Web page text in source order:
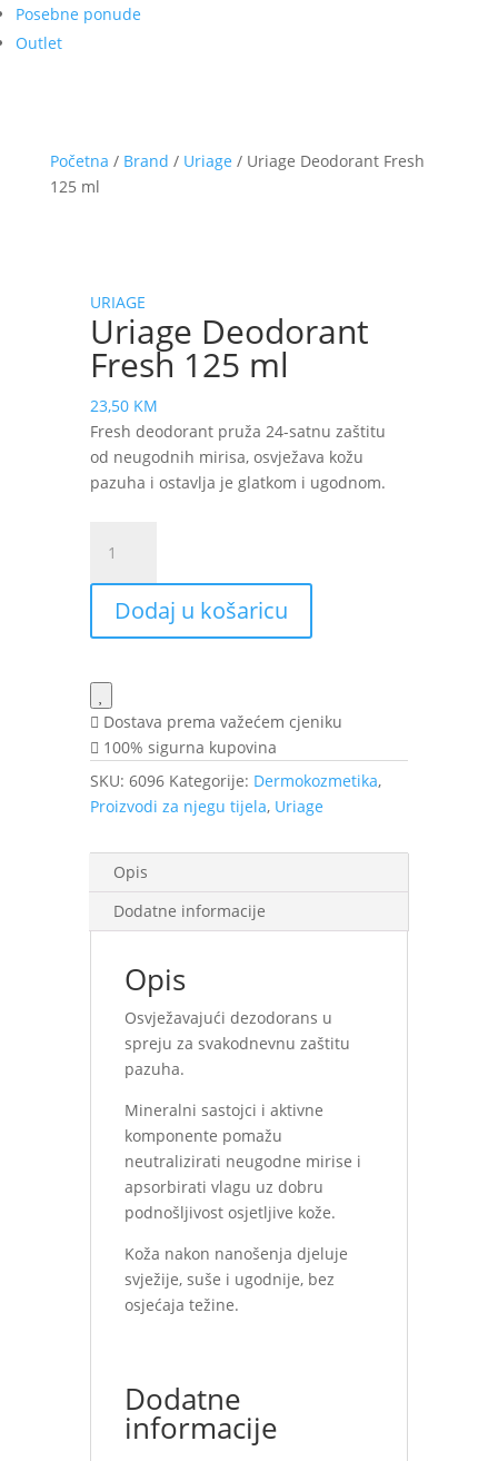
Posebne ponude
Outlet
Početna / Brand / Uriage / Uriage Deodorant Fresh
125 ml
URIAGE
Uriage Deodorant
Fresh 125 ml
23,50 KM
Fresh deodorant pruža 24-satnu zaštitu
od neugodnih mirisa, osvježava kožu
pazuha i ostavlja je glatkom i ugodnom.
Deodorant
Fresh
ml
Dodaj u košaricu
Dostava prema važećem cjeniku
100% sigurna kupovina
SKU: 6096 Kategorije: Dermokozmetika,
Proizvodi za njegu tijela, Uriage
Opis
Dodatne informacije
Opis
Osvježavajući dezodorans u
spreju za svakodnevnu zaštitu
pazuha.
Mineralni sastojci i aktivne
komponente pomažu
neutralizirati neugodne mirise i
apsorbirati vlagu uz dobru
podnošljivost osjetljive kože.
Koža nakon nanošenja djeluje
svježije, suše i ugodnije, bez
osjećaja težine.
Dodatne
informacije